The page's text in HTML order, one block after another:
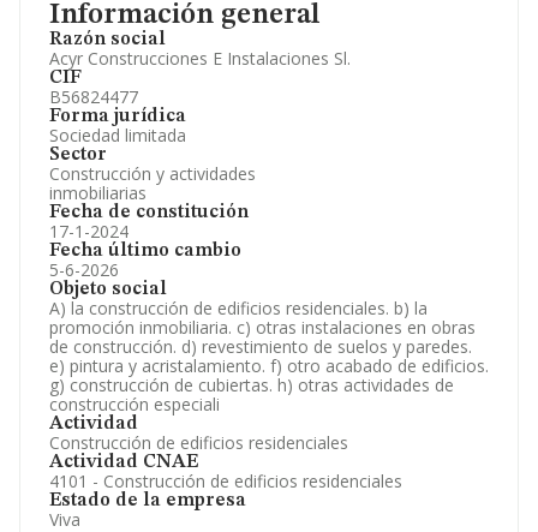
Información general
Razón social
Acyr Construcciones E Instalaciones Sl.
CIF
B56824477
Forma jurídica
Sociedad limitada
Sector
Construcción y actividades
inmobiliarias
Fecha de constitución
17-1-2024
Fecha último cambio
5-6-2026
Objeto social
A) la construcción de edificios residenciales. b) la
promoción inmobiliaria. c) otras instalaciones en obras
de construcción. d) revestimiento de suelos y paredes.
e) pintura y acristalamiento. f) otro acabado de edificios.
g) construcción de cubiertas. h) otras actividades de
construcción especiali
Actividad
Construcción de edificios residenciales
Actividad CNAE
4101 - Construcción de edificios residenciales
Estado de la empresa
Viva
Artículos de prensa publicados sobre la empresa.
Información oficial y registral complementaria.